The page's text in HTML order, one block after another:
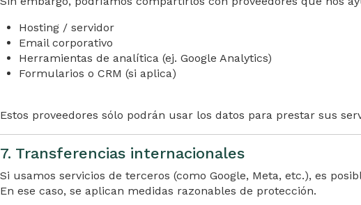
Hosting / servidor
Email corporativo
Herramientas de analítica (ej. Google Analytics)
Formularios o CRM (si aplica)
Estos proveedores sólo podrán usar los datos para prestar sus
7. Transferencias internacionales
Si usamos servicios de terceros (como Google, Meta, etc.), es
En ese caso, se aplican medidas razonables de protección.